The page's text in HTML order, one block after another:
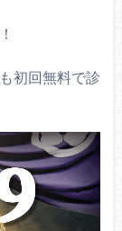
初回無料で診